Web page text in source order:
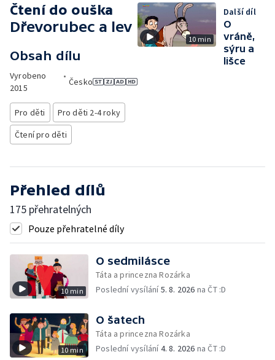
Čtení do ouška
Dřevorubec a lev
Obsah dílu
Vyrobeno
2015
•
Česko
Pro děti
Pro děti 2-4 roky
Čtení pro děti
10 min
Další díl
O
vráně,
sýru a
lišce
Přehled dílů
175 přehratelných
Pouze přehratelné díly
10 min
O sedmilásce
Táta a princezna Rozárka
Poslední vysílání5. 8. 2026 na ČT :D
10 min
O šatech
Táta a princezna Rozárka
Poslední vysílání4. 8. 2026 na ČT :D